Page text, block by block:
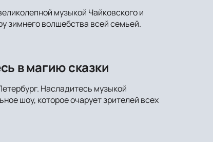
музыкой Чайковского и
зимнего волшебства всей семьей.
в магию сказки
Насладитесь музыкой
шоу, которое очарует зрителей всех